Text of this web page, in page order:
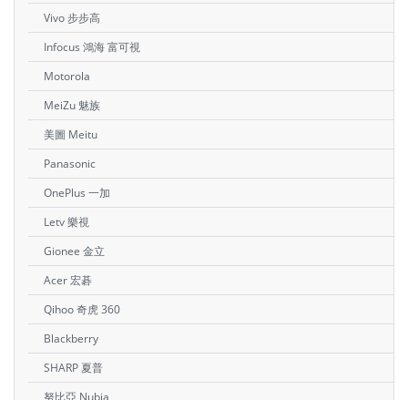
Vivo 步步高
Infocus 鴻海 富可視
Motorola
MeiZu 魅族
美圖 Meitu
Panasonic
OnePlus 一加
Letv 樂視
Gionee 金立
Acer 宏碁
Qihoo 奇虎 360
Blackberry
SHARP 夏普
努比亞 Nubia